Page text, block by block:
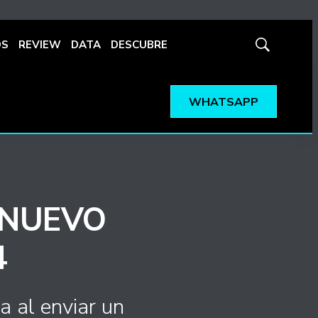
REVIEW DATA DESCUBRE
Mostrar
WHATSAPP
al enviar un